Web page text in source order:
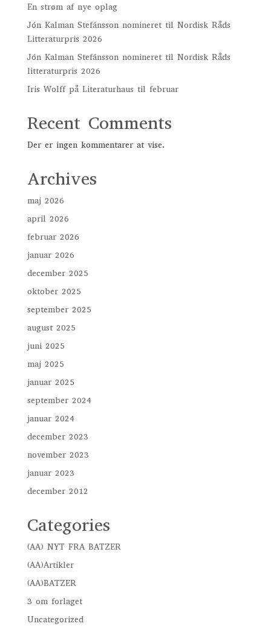
En strøm af nye oplag
Jón Kalman Stefánsson nomineret til Nordisk Råds
Litteraturpris 2026
Jón Kalman Stefánsson nomineret til Nordisk Råds
litteraturpris 2026
Iris Wolff på Literaturhaus til februar
Recent Comments
Der er ingen kommentarer at vise.
Archives
maj 2026
april 2026
februar 2026
januar 2026
december 2025
oktober 2025
september 2025
august 2025
juni 2025
maj 2025
januar 2025
september 2024
januar 2024
december 2023
november 2023
januar 2023
december 2012
Categories
(AA) NYT FRA BATZER
(AA)Artikler
(AA)BATZER
3 om forlaget
Uncategorized